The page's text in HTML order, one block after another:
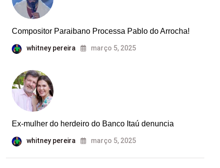
Compositor Paraibano Processa Pablo do Arrocha!
whitney pereira março 5, 2025
Ex-mulher do herdeiro do Banco Itaú denuncia
whitney pereira março 5, 2025